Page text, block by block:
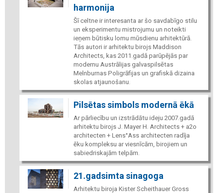
harmonija
Šī celtne ir interesanta ar šo savdabīgo stilu
un eksperimentu mistrojumu un noteikti
ieņem būtisku lomu mūsdienu arhitektūrā.
Tās autori ir arhitektu birojs Maddison
Architects, kas 2011.gadā parūpējās par
modernu Austrālijas galvaspilsētas
Melnburnas Poligrāfijas un grafiskā dizaina
skolas atjaunošanu.
Pilsētas simbols modernā ēkā
Ar pārliecību un izstrādātu ideju 2007.gadā
arhitektu birojs J. Mayer H. Architects + a2o
architecten + Lens°Ass architecten radīja
ēku kompleksu ar viesnīcām, birojiem un
sabiedriskajām telpām.
21.gadsimta sinagoga
Arhitektu biroja Kister Scheithauer Gross